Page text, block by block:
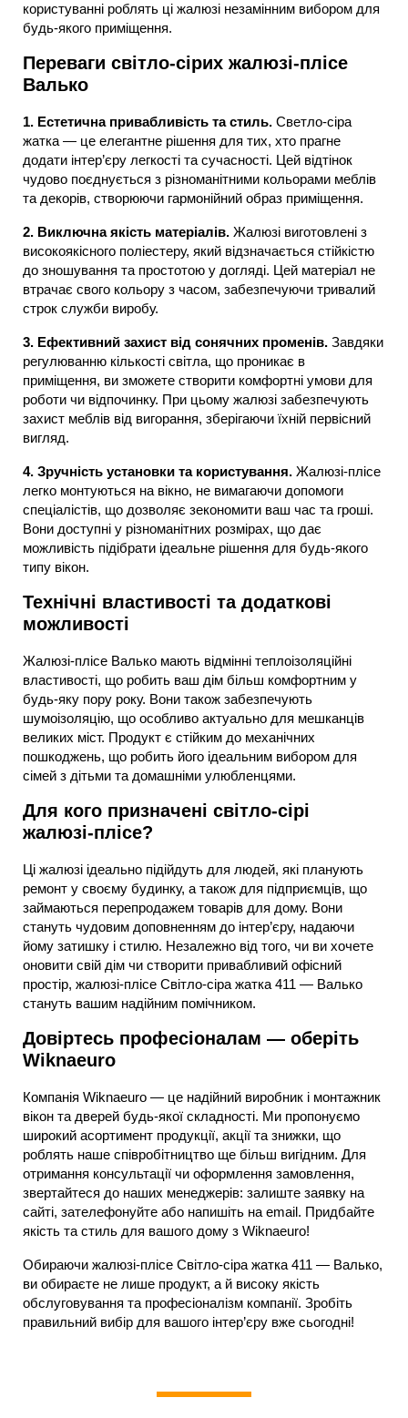
користуванні роблять ці жалюзі незамінним вибором для
будь-якого приміщення.
Переваги світло-сірих жалюзі-плісе
Валько
1. Естетична привабливість та стиль. Светло-сіра
жатка — це елегантне рішення для тих, хто прагне
додати інтер’єру легкості та сучасності. Цей відтінок
чудово поєднується з різноманітними кольорами меблів
та декорів, створюючи гармонійний образ приміщення.
2. Виключна якість матеріалів. Жалюзі виготовлені з
високоякісного поліестеру, який відзначається стійкістю
до зношування та простотою у догляді. Цей матеріал не
втрачає свого кольору з часом, забезпечуючи тривалий
строк служби виробу.
3. Ефективний захист від сонячних променів. Завдяки
регулюванню кількості світла, що проникає в
приміщення, ви зможете створити комфортні умови для
роботи чи відпочинку. При цьому жалюзі забезпечують
захист меблів від вигорання, зберігаючи їхній первісний
вигляд.
4. Зручність установки та користування. Жалюзі-плісе
легко монтуються на вікно, не вимагаючи допомоги
спеціалістів, що дозволяє зекономити ваш час та гроші.
Вони доступні у різноманітних розмірах, що дає
можливість підібрати ідеальне рішення для будь-якого
типу вікон.
Технічні властивості та додаткові
можливості
Жалюзі-плісе Валько мають відмінні теплоізоляційні
властивості, що робить ваш дім більш комфортним у
будь-яку пору року. Вони також забезпечують
шумоізоляцію, що особливо актуально для мешканців
великих міст. Продукт є стійким до механічних
пошкоджень, що робить його ідеальним вибором для
сімей з дітьми та домашніми улюбленцями.
Для кого призначені світло-сірі
жалюзі-плісе?
Ці жалюзі ідеально підійдуть для людей, які планують
ремонт у своєму будинку, а також для підприємців, що
займаються перепродажем товарів для дому. Вони
стануть чудовим доповненням до інтер’єру, надаючи
йому затишку і стилю. Незалежно від того, чи ви хочете
оновити свій дім чи створити привабливий офісний
простір, жалюзі-плісе Світло-сіра жатка 411 — Валько
стануть вашим надійним помічником.
Довіртесь професіоналам — оберіть
Wiknaeuro
Компанія Wiknaeuro — це надійний виробник і монтажник
вікон та дверей будь-якої складності. Ми пропонуємо
широкий асортимент продукції, акції та знижки, що
роблять наше співробітництво ще більш вигідним. Для
отримання консультації чи оформлення замовлення,
звертайтеся до наших менеджерів: залиште заявку на
сайті, зателефонуйте або напишіть на email. Придбайте
якість та стиль для вашого дому з Wiknaeuro!
Обираючи жалюзі-плісе Світло-сіра жатка 411 — Валько,
ви обираєте не лише продукт, а й високу якість
обслуговування та професіоналізм компанії. Зробіть
правильний вибір для вашого інтер’єру вже сьогодні!